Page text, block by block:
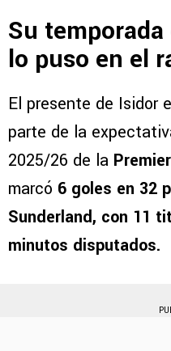
Su
lo puso en el
El presente de Isidor
parte de la
2025/26 de la
marcó 6 goles en 32
Sunderland, con 11
minutos disputados.